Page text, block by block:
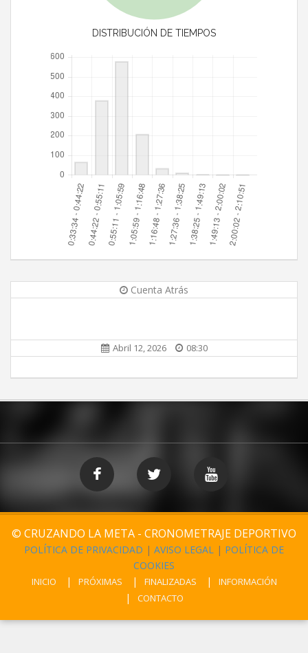
DISTRIBUCIÓN DE TIEMPOS
Cuenta Atrás
Abril 12, 2026 08:30
© CRUZANDO LA META - CRONOMETRAJE DEPORTIVO
POLÍTICA DE PRIVACIDAD | AVISO LEGAL | POLÍTICA DE
COOKIES
INICIO PRÓXIMAS FINALIZADAS
INFORMACIÓN
CONTACTO